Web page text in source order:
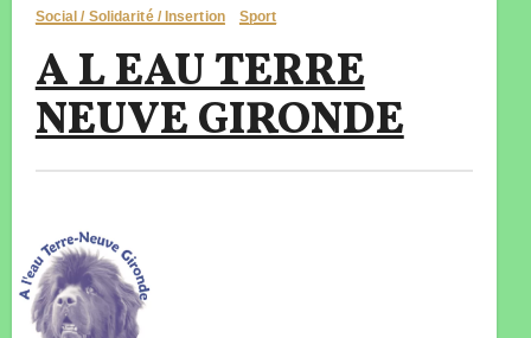
Social / Solidarité / Insertion Sport
A L EAU TERRE
NEUVE GIRONDE